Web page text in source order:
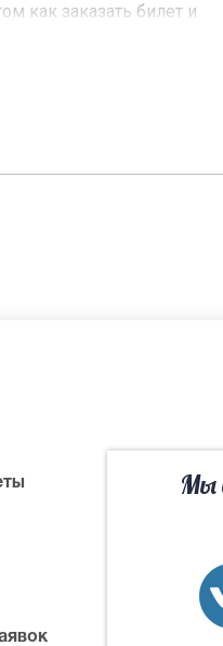
как заказать билет и
часов. Бесплатная
Оплатить заказ
Театр Моссовета.
в call-центр и мы
Мы